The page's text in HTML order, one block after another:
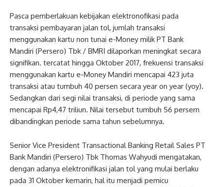
Pasca pemberlakuan kebijakan elektronofikasi pada
transaksi pembayaran jalan tol, jumlah transaksi
menggunakan kartu non tunai e-Money milik PT Bank
Mandiri (Persero) Tbk / BMRI dilaporkan meningkat secara
signifikan. tercatat hingga Oktober 2017, frekuensi transaksi
menggunakan kartu e-Money Mandiri mencapai 423 juta
transaksi atau tumbuh 40 persen secara year on year (yoy).
Sedangkan dari segi nilai transaksi, di periode yang sama
mencapai Rp4,47 triliun. Nilai tersebut tumbuh 56 persern
dibandingkan periode sama tahun sebelumnya.
Senior Vice President Transactional Banking Retail Sales PT
Bank Mandiri (Persero) Tbk Thomas Wahyudi mengatakan,
dengan adanya elektronifikasi jalan tol yang mulai berlaku
pada 31 Oktober kemarin, hal itu menjadi pemicu